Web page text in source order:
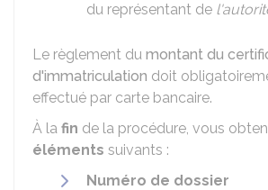
du représentant de
Le règlement du montant du
d'immatriculation doit
effectué par carte bancaire.
À la fin de la procédure, vous
éléments suivants :
Numéro de dossier